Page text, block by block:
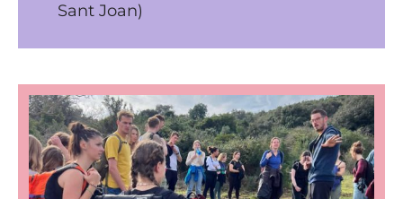
Sant Joan)